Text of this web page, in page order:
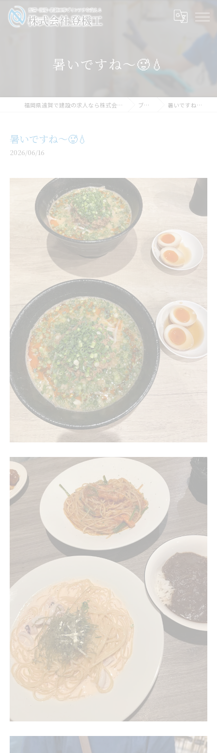
暑いですね〜🥵💧
福岡県遠賀で建設の求人なら株式会社登機工 ブログ 暑いですね〜🥵💧
暑いですね〜🥵💧
2026/06/16